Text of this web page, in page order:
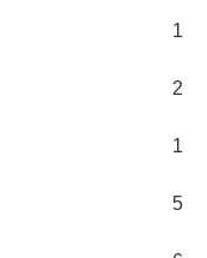
1
2
1
5